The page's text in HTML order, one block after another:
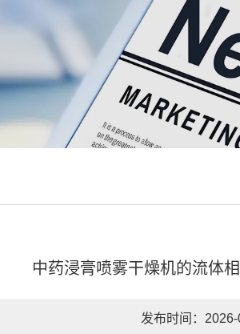
中药浸膏喷雾干燥机的流体
发布时间：